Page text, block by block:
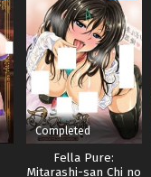
Completed
Fella Pure:
Mitarashi-san Chi no